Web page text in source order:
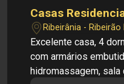
Casas
Ribeirânia -
Excelente casa, 4
com armários
hidromassagem, sala